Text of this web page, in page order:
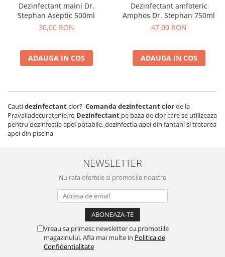
Dezinfectant maini Dr.
Stephan Aseptic 500ml
30,00 RON
ADAUGA IN COS
Dezinfectant amfoteric
Amphos Dr. Stephan 750ml
47,00 RON
ADAUGA IN COS
Cautidezinfectantclor? Comanda dezinfectant clorde la
Pravaliadecuratenie.ro Dezinfectant pe baza de clor care se utilizeaza
pentru dezinfectia apei potabile, dezinfectia apei din fantani si tratarea
apei din piscina
NEWSLETTER
Nu rata ofertele si promotiile noastre
Vreau sa primesc newsletter cu promotiile
magazinului. Afla mai multe in Politica de
Confidentialitate